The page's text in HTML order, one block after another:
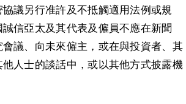
議另行准許及不抵觸適用法例或規
信亞太及其代表及僱員不應在新聞
議、向未來僱主，或在與投資者、其
人士的談話中，或以其他方式披露機